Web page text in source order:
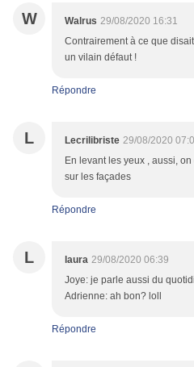
W Walrus 29/08/2020 16:31
Contrairement à ce que
un vilain défaut !
Répondre
L Lecrilibriste 29/08/2020
En levant les yeux , aussi,
sur les façades
Répondre
L laura 29/08/2020 06:39
Joye: je parle aussi du
Adrienne: ah bon? loll
Répondre